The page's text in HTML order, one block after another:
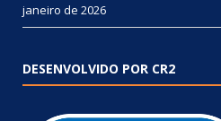
janeiro de 2026
DESENVOLVIDO POR CR2